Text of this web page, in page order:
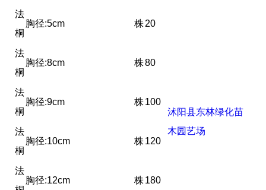
法
桐
胸径:5cm 株20
沭阳县东林绿化苗
木园艺场
法
桐
胸径:8cm 株80
法
桐
胸径:9cm 株100
法
桐
胸径:10cm 株120
法
胸径:12cm 株180